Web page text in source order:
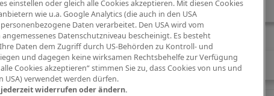
Blasinstrumente Orchester PA Mikrofon Studio Recording
einstellen oder gleich alle Cookies akzeptieren. Mit diesen Cookies
wie u.a. Google Analytics (die auch in den USA
Daten verarbeitet. Den USA wird vom
Datenschutzniveau bescheinigt. Es besteht
Daten dem Zugriff durch US-Behörden zu Kontroll- und
und dagegen keine wirksamen Rechtsbehelfe zur Verfügung
Cookies akzeptieren“ stimmen Sie zu, dass Cookies von uns und
verwendet werden dürfen.
widerrufen oder ändern.